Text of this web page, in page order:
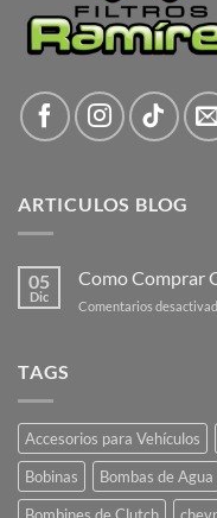
ARTICULOS BLOG
05
Dic
Como Comprar
Comentarios
TAGS
Accesorios para Vehículos
Bobinas
Bombas de Agua
Bombines de Clutch